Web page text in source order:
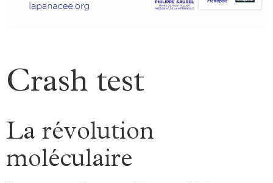
Crash test
La révolution
moléculaire